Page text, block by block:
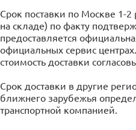
Срок поставки по Москве 1-
на складе) по факту
предоставляется
официальных сервис
стоимость доставки
Срок доставки в другие
ближнего зарубежья
транспортной компанией.